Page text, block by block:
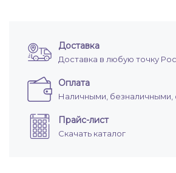
Доставка
Доставка в любую точку
Оплата
Наличными, безналичными,
Прайс-лист
Скачать каталог